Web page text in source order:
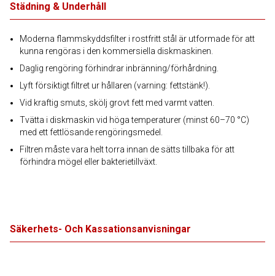
Städning & Underhåll
Moderna flammskyddsfilter i rostfritt stål är utformade för att
kunna rengöras i den kommersiella diskmaskinen.
Daglig rengöring förhindrar inbränning/förhårdning.
Lyft försiktigt filtret ur hållaren (varning: fettstänk!).
Vid kraftig smuts, skölj grovt fett med varmt vatten.
Tvätta i diskmaskin vid höga temperaturer (minst 60–70 °C)
med ett fettlösande rengöringsmedel.
Filtren måste vara helt torra innan de sätts tillbaka för att
förhindra mögel eller bakterietillväxt.
Säkerhets- Och Kassationsanvisningar